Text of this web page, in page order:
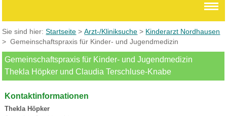
Sie sind hier:Startseite >Arzt-/Kliniksuche > Kinderarzt Nordhausen
> Gemeinschaftspraxis für Kinder- und Jugendmedizin
Gemeinschaftspraxis für Kinder- und Jugendmedizin
Thekla Höpker und Claudia Terschluse-Knabe
Kontaktinformationen
Thekla Höpker